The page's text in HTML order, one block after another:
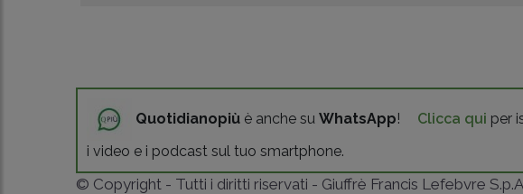
Quotidianopiù è anche suWhatsApp! Clicca qui per
i video e i podcast sul tuo smartphone.
© Copyright - Tutti i diritti riservati - Giuffrè Francis Lefebvre